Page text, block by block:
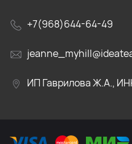
+7(968)644-64-49
ИП Гаврилова Ж.А.,